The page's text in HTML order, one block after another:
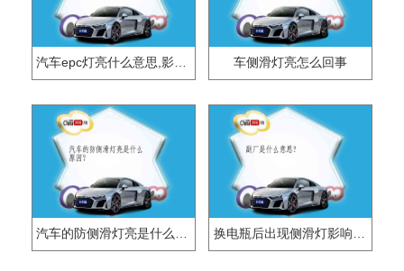
汽车epc灯亮什么意思,影响行驶吗 车侧滑灯亮怎么回事
汽车的防侧滑灯亮是什么原因？ 换电瓶后出现侧滑灯影响正常行驶吗？